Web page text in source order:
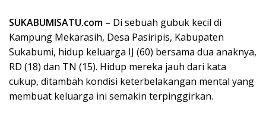
SUKABUMISATU.com – Di sebuah gubuk kecil di
Kampung Mekarasih, Desa Pasiripis, Kabupaten
Sukabumi, hidup keluarga IJ (60) bersama dua anaknya,
RD (18) dan TN (15). Hidup mereka jauh dari kata
cukup, ditambah kondisi keterbelakangan mental yang
membuat keluarga ini semakin terpinggirkan.